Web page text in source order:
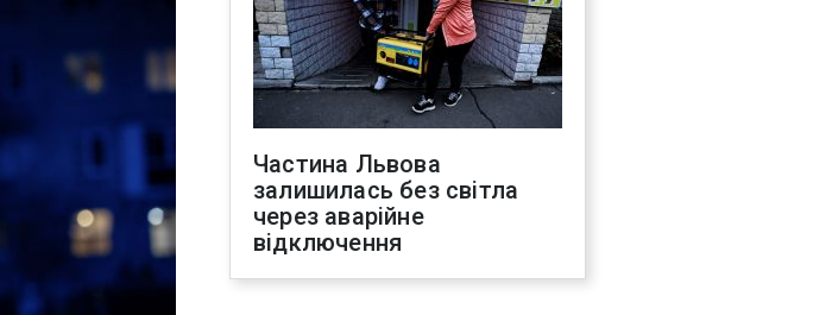
Частина Львова
залишилась без світла
через аварійне
відключення